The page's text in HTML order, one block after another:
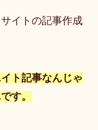
イトの記事作成
ト記事なんじゃ
す。